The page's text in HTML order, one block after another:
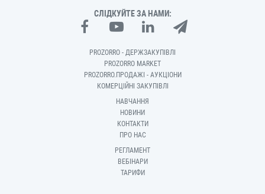
СЛІДКУЙТЕ ЗА НАМИ:
PROZORRO - ДЕРЖЗАКУПІВЛІ
PROZORRO MARKET
PROZORRO.ПРОДАЖІ - АУКЦІОНИ
КОМЕРЦІЙНІ ЗАКУПІВЛІ
НАВЧАННЯ
НОВИНИ
КОНТАКТИ
ПРО НАС
РЕГЛАМЕНТ
ВЕБІНАРИ
ТАРИФИ